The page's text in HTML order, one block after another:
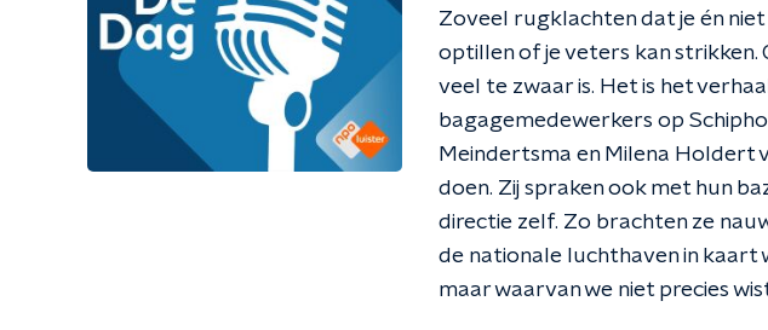
Zoveel rugklachten dat je én niet
optillen of je veters kan strikken.
veel te zwaar is. Het is het
bagagemedewerkers op
Meindertsma en Milena Holdert
doen. Zij spraken ook met hun
directie zelf. Zo brachten ze
de nationale luchthaven in kaart
maar waarvan we niet precies